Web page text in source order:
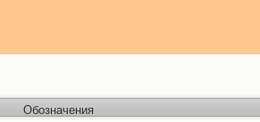
Обозначения